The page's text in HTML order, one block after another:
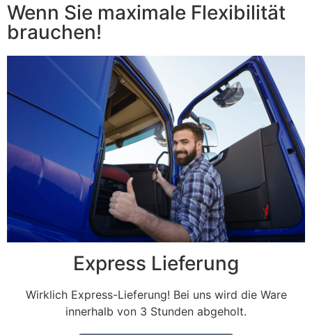
Wenn Sie maximale Flexibilität
brauchen!
Express Lieferung
Wirklich Express-Lieferung! Bei uns wird die Ware
innerhalb von 3 Stunden abgeholt.